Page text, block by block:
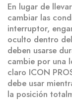
En lugar de
cambiar las
interruptor,
oculto dentro
deben usarse
cambie por una
claro ICON
debe usar
la posición